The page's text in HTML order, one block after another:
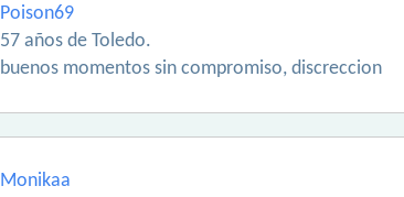
Poison69
57 años de Toledo.
buenos momentos sin compromiso, discreccion
Monikaa